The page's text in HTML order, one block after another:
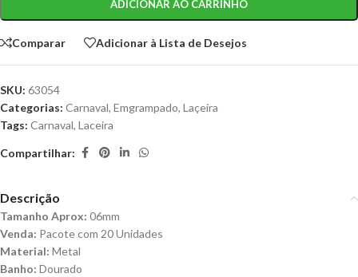
ADICIONAR AO CARRINHO
Comparar Adicionar à Lista de Desejos
SKU: 63054
Categorias: Carnaval, Emgrampado, Laçeira
Tags: Carnaval, Laceira
Compartilhar:
Descrição
Tamanho Aprox: 06mm
Venda: Pacote com 20 Unidades
Material: Metal
Banho: Dourado